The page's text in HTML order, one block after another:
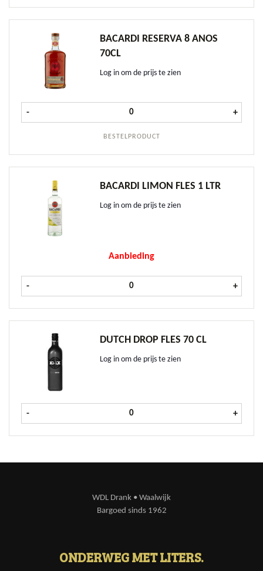
BACARDI RESERVA 8 ANOS
70CL
Log in om de prijs te zien
BESTELPRODUCT
- Bacardi Reserva 8 Anos 70cl aantal
+
BACARDI LIMON FLES 1 LTR
Log in om de prijs te zien
Aanbieding
- Bacardi Limon fles 1 ltr aantal
+
DUTCH DROP FLES 70 CL
Log in om de prijs te zien
- Dutch Drop fles 70 cl aantal +
WDL Drank • Waalwijk
Bargoed sinds 1962
ONDERWEG MET LITERS.